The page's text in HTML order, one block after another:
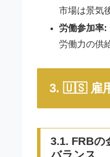
市場は景気
労働参加率:
労働力の供
3. 🇺🇸 雇用
3.1. FRBの